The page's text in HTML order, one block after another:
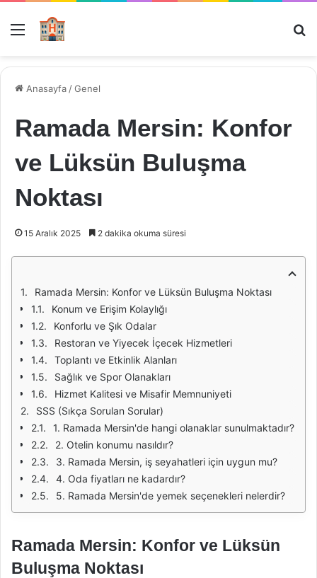
Menü
Anasayfa /Genel
Ramada Mersin: Konfor
ve Lüksün Buluşma
Noktası
15 Aralık 2025 2 dakika okuma süresi
Ramada Mersin: Konfor ve Lüksün Buluşma Noktası
Konum ve Erişim Kolaylığı
Konforlu ve Şık Odalar
Restoran ve Yiyecek İçecek Hizmetleri
Toplantı ve Etkinlik Alanları
Sağlık ve Spor Olanakları
Hizmet Kalitesi ve Misafir Memnuniyeti
SSS (Sıkça Sorulan Sorular)
1. Ramada Mersin'de hangi olanaklar sunulmaktadır?
2. Otelin konumu nasıldır?
3. Ramada Mersin, iş seyahatleri için uygun mu?
4. Oda fiyatları ne kadardır?
5. Ramada Mersin'de yemek seçenekleri nelerdir?
Ramada Mersin: Konfor ve Lüksün
Buluşma Noktası